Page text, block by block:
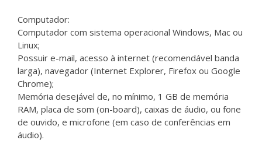
Computador:
Computador com sistema operacional Windows, Mac ou
Linux;
Possuir e-mail, acesso à internet (recomendável banda
larga), navegador (Internet Explorer, Firefox ou Google
Chrome);
Memória desejável de, no mínimo, 1 GB de memória
RAM, placa de som (on-board), caixas de áudio, ou fone
de ouvido, e microfone (em caso de conferências em
áudio).